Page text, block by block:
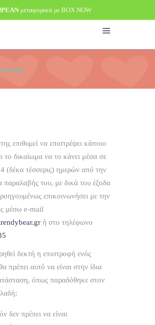
επιθυμεί να επιστρέψει κάποιο
το δικαίωμα να το κάνει μέσα σε
(δέκα τέσσερις) ημερών από την
παραλαβής του, με δικά του έξοδα
επικοινωνήσει με την
μέσω e-mail
ή στο τηλέφωνο
δεκτή η επιστροφή ενός
πρέπει αυτό να είναι στην ίδια
όπως παραδόθηκε στον
δεν πρέπει να είναι
μεταφορικά με BOX NOW